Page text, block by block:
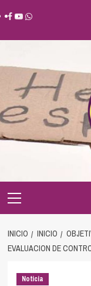
al
Facebook
Youtube
Whatsapp
principal
INICIO INICIO
EVALUACION DE
Noticia